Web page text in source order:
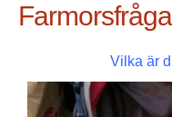
Vilka är